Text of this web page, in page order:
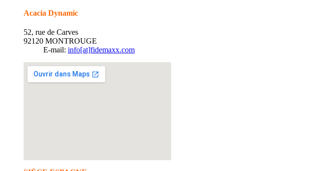
Acacia Dynamic
52, rue de Carves
92120 MONTROUGE
E-mail: info[at]fidemaxx.com